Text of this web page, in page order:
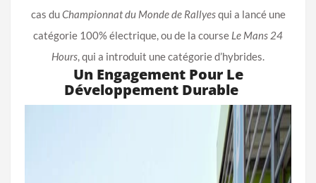
cas duChampionnat du Monde de Rallyesqui a lancé une
catégorie 100% électrique, ou de la course Le Mans 24
Hours, qui a introduit une catégorie d’hybrides.
Un Engagement Pour Le
Développement Durable